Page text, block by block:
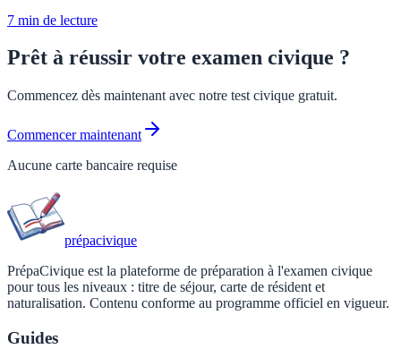
7 min de lecture
Prêt à réussir votre examen civique ?
Commencez dès maintenant avec notre test civique gratuit.
Commencer maintenant
Aucune carte bancaire requise
prépacivique
PrépaCivique est la plateforme de préparation à l'examen civique
pour tous les niveaux : titre de séjour, carte de résident et
naturalisation. Contenu conforme au programme officiel en vigueur.
Guides